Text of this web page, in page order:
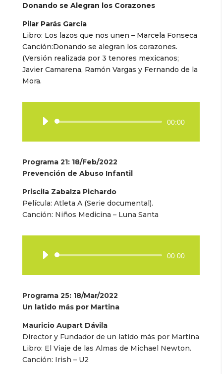
Donando se Alegran los Corazones
Pilar Parás García
Libro: Los lazos que nos unen – Marcela Fonseca
Canción:Donando se alegran los corazones.
(Versión realizada por 3 tenores mexicanos;
Javier Camarena, Ramón Vargas y Fernando de la
Mora.
Reproductor
audio
00:00
Programa 21: 18/Feb/2022
Prevención de Abuso Infantil
Priscila Zabalza Pichardo
Película: Atleta A (Serie documental).
Canción: Niños Medicina – Luna Santa
Reproductor
audio
00:00
Programa 25: 18/Mar/2022
Un latido más por Martina
Mauricio Aupart Dávila
Director y Fundador de un latido más por Martina
Libro: El Viaje de las Almas de Michael Newton.
Canción: Irish – U2